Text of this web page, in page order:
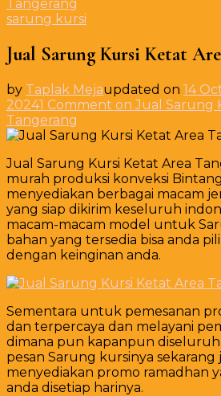
Tangerang
sarung kursi
Jual Sarung Kursi Ketat
by Taplak Mejaupdated on 14
20241 Comment on Jual Sarung
Tangerang
Jual Sarung Kursi Ketat Area
murah produksi konveksi Bintang
menyediakan berbagai macam
yang siap dikirim keseluruh
macam-macam model untuk
bahan yang tersedia bisa anda
dengan keinginan anda.
Sementara untuk pemesanan
dan terpercaya dan melayani
dimana pun kapanpun diseluruh
pesan Sarung kursinya
menyediakan promo ramadhan
anda disetiap harinya.